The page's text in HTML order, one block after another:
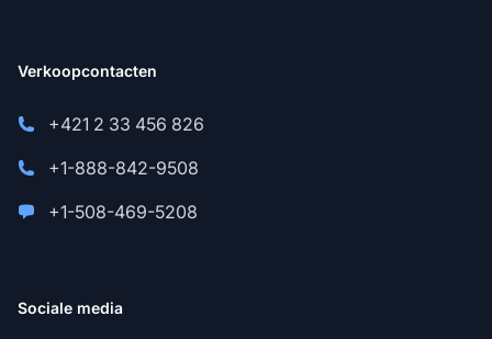
Verkoopcontacten
+421 2 33 456 826
+1-888-842-9508
+1-508-469-5208
Sociale media